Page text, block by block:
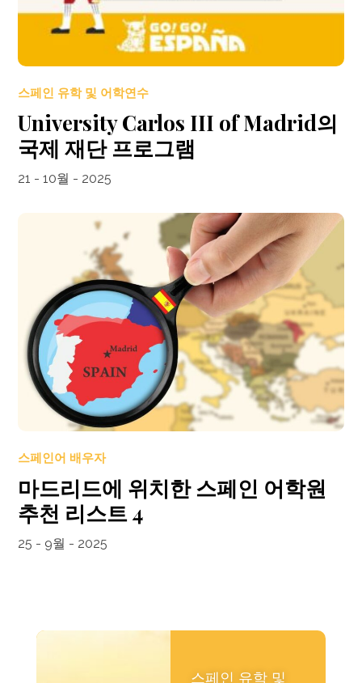
스페인 유학 및 어학연수
University Carlos III of Madrid의
국제 재단 프로그램
21 - 10월 - 2025
스페인어 배우자
마드리드에 위치한 스페인 어학원
추천 리스트 4
25 - 9월 - 2025
스페인 유학 및